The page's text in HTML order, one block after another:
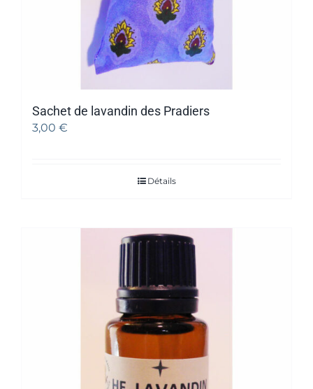
Sachet de lavandin des Pradiers
3,00 €
Détails